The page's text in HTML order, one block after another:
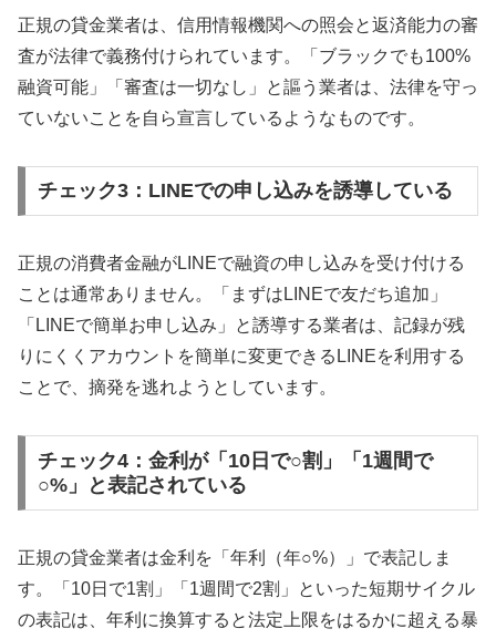
正規の貸金業者は、信用情報機関への照会と返済能力の審
査が法律で義務付けられています。「ブラックでも100%
融資可能」「審査は一切なし」と謳う業者は、法律を守っ
ていないことを自ら宣言しているようなものです。
チェック3：LINEでの申し込みを誘導している
正規の消費者金融がLINEで融資の申し込みを受け付ける
ことは通常ありません。「まずはLINEで友だち追加」
「LINEで簡単お申し込み」と誘導する業者は、記録が残
りにくくアカウントを簡単に変更できるLINEを利用する
ことで、摘発を逃れようとしています。
チェック4：金利が「10日で○割」「1週間で
○%」と表記されている
正規の貸金業者は金利を「年利（年○%）」で表記しま
す。「10日で1割」「1週間で2割」といった短期サイクル
の表記は、年利に換算すると法定上限をはるかに超える暴